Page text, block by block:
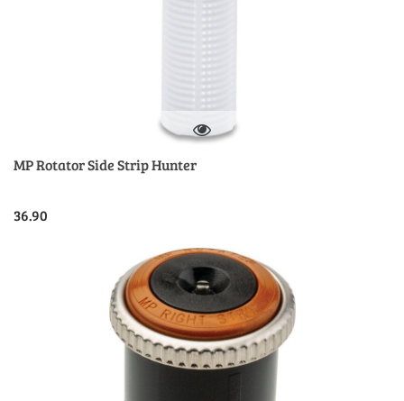
MP Rotator Side Strip Hunter
36.90